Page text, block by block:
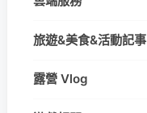
旅遊&美食&活動記事
露營 Vlog